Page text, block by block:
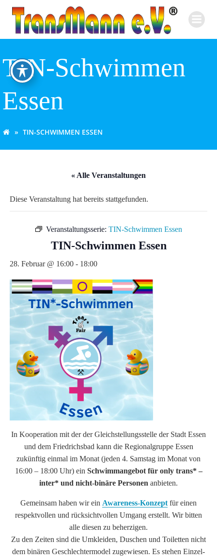
Inhalt
springen
TIN-Schwimmen
Essen
TIN-SCHWIMMEN ESSEN
« Alle Veranstaltungen
Diese Veranstaltung hat bereits stattgefunden.
Veranstaltungsserie: TIN-Schwimmen Essen
TIN-Schwimmen Essen
28. Februar @ 16:00 - 18:00
In Kooperation mit der der Gleichstellungsstelle der Stadt Essen
und dem Friedrichsbad kann die Regionalgruppe Essen
zukünftig einmal im Monat (jeden 4. Samstag im Monat von
16:00 – 18:00 Uhr) einSchwimmangebot für only trans* –
inter* und nicht-binäre Personen anbieten.
Gemeinsam haben wir ein Awareness-Konzeptfür einen
respektvollen und rücksichtvollen Umgang erstellt. Wir bitten
alle diesen zu beherzigen.
Zu den Zeiten sind die Umkleiden, Duschen und Toiletten nicht
dem binären Geschlechtermodel zugewiesen. Es stehen Einzel-